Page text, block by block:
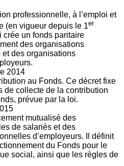
professionnelle, à l’emploi et
(en vigueur depuis le 1er
crée un fonds paritaire
des organisations
des organisations
2014
au Fonds. Ce décret fixe
de collecte de la contribution
prévue par la loi.
mutualisé des
de salariés et des
d’employeurs. Il définit
du Fonds pour le
social, ainsi que les règles de